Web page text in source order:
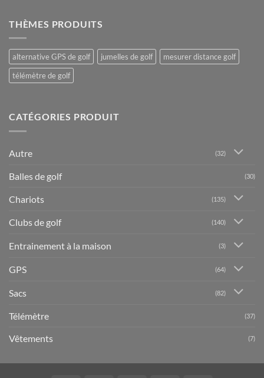
THÈMES PRODUITS
alternative GPS de golf jumelles de golf
mesurer distance golf
télémètre de golf
CATÉGORIES PRODUIT
Autre (32)
Balles de golf (30)
Chariots (135)
Clubs de golf (140)
Entrainement à la maison (3)
GPS (64)
Sacs (82)
Télémètre (37)
Vêtements (7)